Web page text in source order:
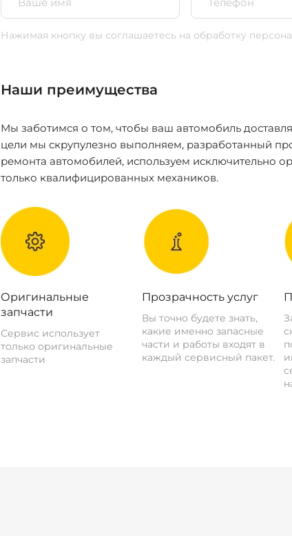
Нажимая кнопку вы соглашаетесь на обработку
Наши преимущества
Мы заботимся о том, чтобы ваш автомобиль
цели мы скрупулезно выполняем, разработанный
ремонта автомобилей, используем исключительно
только квалифицированных механиков.
Оригинальные
запчасти
Сервис использует
только оригинальные
запчасти
Прозрачность услуг
Вы точно будете знать,
какие именно запасные
части и работы входят в
каждый сервисный пакет.